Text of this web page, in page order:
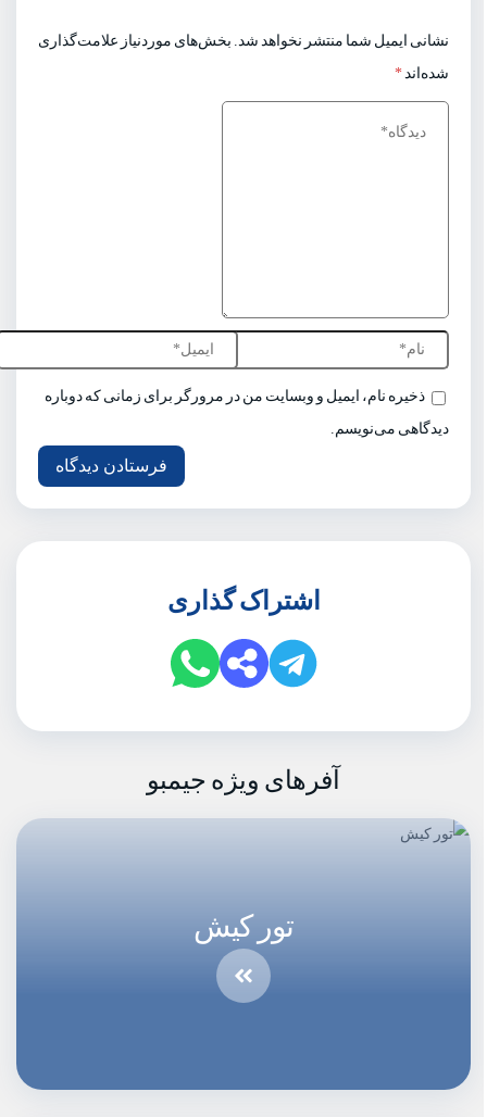
نشانی ایمیل شما منتشر نخواهد شد. بخش‌های موردنیاز علامت‌گذاری
شده‌اند*
ذخیره نام، ایمیل و وبسایت من در مرورگر برای زمانی که دوباره
دیدگاهی می‌نویسم.
اشتراک گذاری
آفرهای ویژه جیمبو
تور کیش